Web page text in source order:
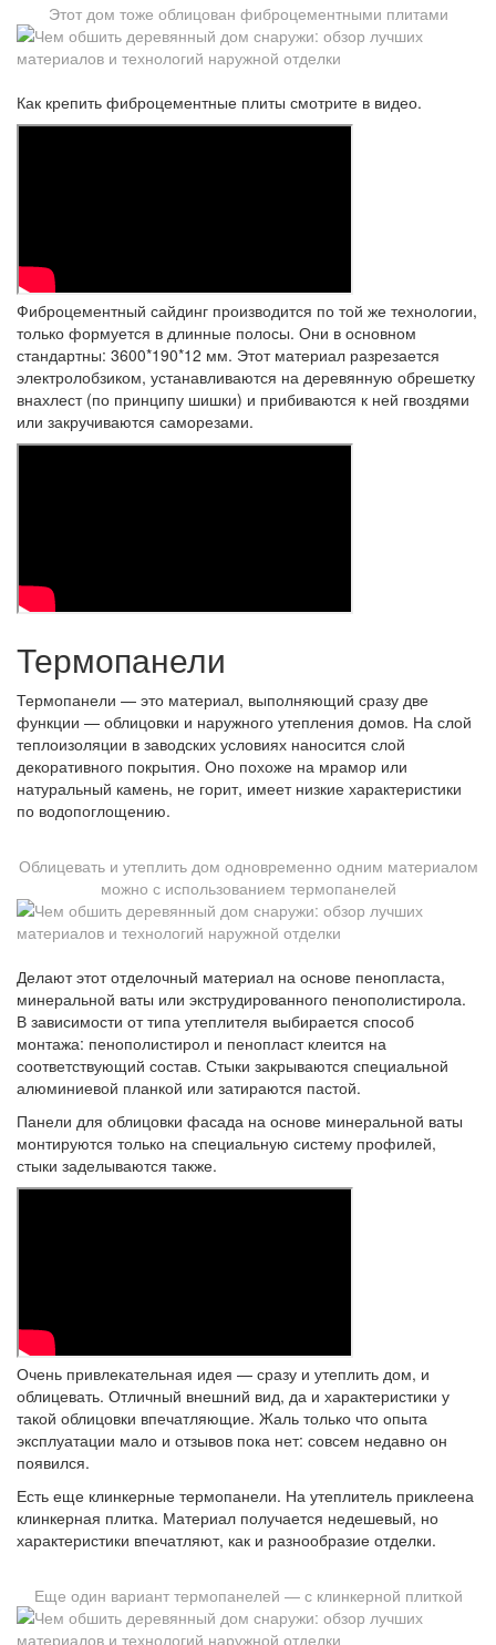
Этот дом тоже облицован фиброцементными плитами
Как крепить фиброцементные плиты смотрите в видео.
Фиброцементный сайдинг производится по той же технологии,
только формуется в длинные полосы. Они в основном
стандартны: 3600*190*12 мм. Этот материал разрезается
электролобзиком, устанавливаются на деревянную обрешетку
внахлест (по принципу шишки) и прибиваются к ней гвоздями
или закручиваются саморезами.
Термопанели
Термопанели — это материал, выполняющий сразу две
функции — облицовки и наружного утепления домов. На слой
теплоизоляции в заводских условиях наносится слой
декоративного покрытия. Оно похоже на мрамор или
натуральный камень, не горит, имеет низкие характеристики
по водопоглощению.
Облицевать и утеплить дом одновременно одним материалом
можно с использованием термопанелей
Делают этот отделочный материал на основе пенопласта,
минеральной ваты или экструдированного пенополистирола.
В зависимости от типа утеплителя выбирается способ
монтажа: пенополистирол и пенопласт клеится на
соответствующий состав. Стыки закрываются специальной
алюминиевой планкой или затираются пастой.
Панели для облицовки фасада на основе минеральной ваты
монтируются только на специальную систему профилей,
стыки заделываются также.
Очень привлекательная идея — сразу и утеплить дом, и
облицевать. Отличный внешний вид, да и характеристики у
такой облицовки впечатляющие. Жаль только что опыта
эксплуатации мало и отзывов пока нет: совсем недавно он
появился.
Есть еще клинкерные термопанели. На утеплитель приклеена
клинкерная плитка. Материал получается недешевый, но
характеристики впечатляют, как и разнообразие отделки.
Еще один вариант термопанелей — с клинкерной плиткой